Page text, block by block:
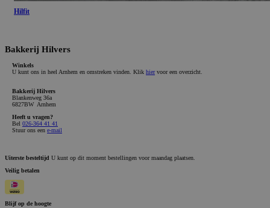
Hilfit
Bakkerij Hilvers
Winkels
U kunt ons in heel Arnhem en omstreken vinden. Klik hiervoor een overzicht.
Bakkerij Hilvers
Blankenweg 36a
6827BW Arnhem
Heeft u vragen?
Bel 026-364 41 41
Stuur ons een e-mail
Uiterste besteltijd U kunt op dit moment bestellingen voor maandag plaatsen.
Veilig betalen
Blijf op de hoogte